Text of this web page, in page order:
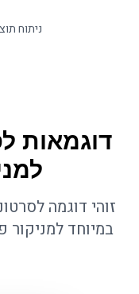
ניתוח
דוגמאות
זוהי דוגמה
במיוחד